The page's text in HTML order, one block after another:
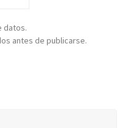
datos.
antes de publicarse.